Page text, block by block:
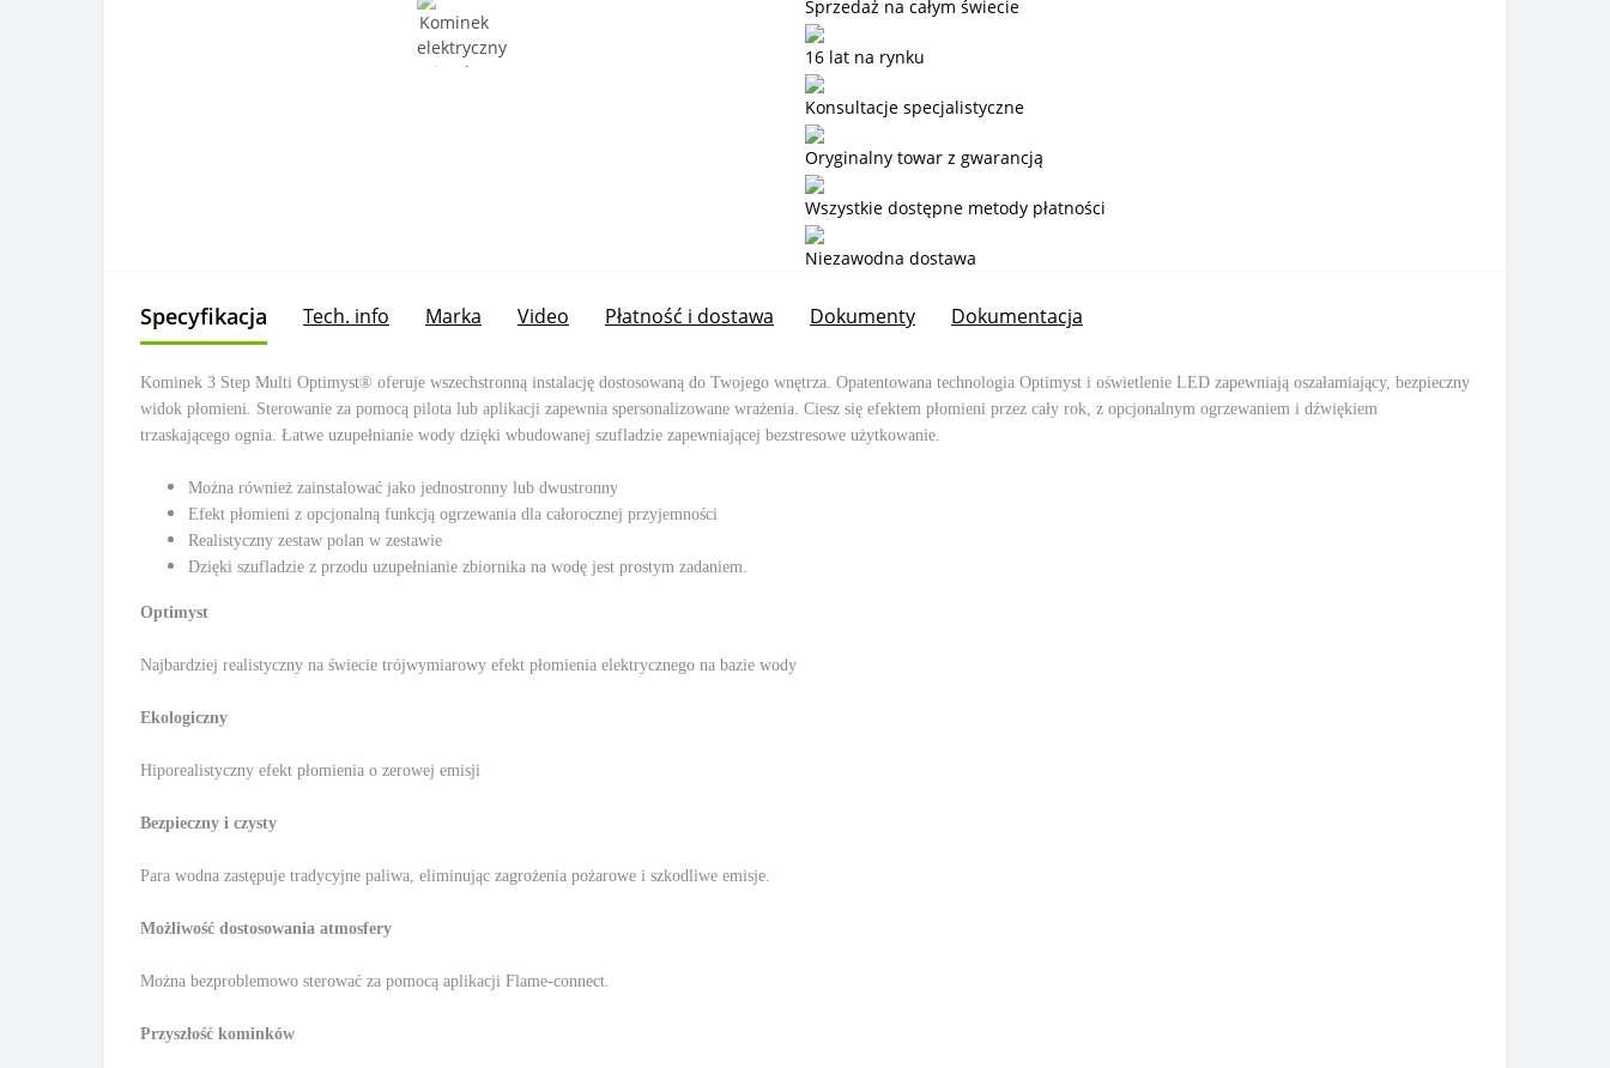
Sprzedaż na całym świecie
16 lat na rynku
Konsultacje specjalistyczne
Oryginalny towar z gwarancją
Wszystkie dostępne metody płatności
Niezawodna dostawa
Specyfikacja Tech. info Marka Video Płatność i dostawa Dokumenty Dokumentacja
Kominek 3 Step Multi Optimyst® oferuje wszechstronną instalację dostosowaną do Twojego wnętrza. Opatentowana technologia Optimyst i oświetlenie LED zapewniają oszałamiający, bezpieczny
widok płomieni. Sterowanie za pomocą pilota lub aplikacji zapewnia spersonalizowane wrażenia. Ciesz się efektem płomieni przez cały rok, z opcjonalnym ogrzewaniem i dźwiękiem
trzaskającego ognia. Łatwe uzupełnianie wody dzięki wbudowanej szufladzie zapewniającej bezstresowe użytkowanie.
Można również zainstalować jako jednostronny lub dwustronny
Efekt płomieni z opcjonalną funkcją ogrzewania dla całorocznej przyjemności
Realistyczny zestaw polan w zestawie
Dzięki szufladzie z przodu uzupełnianie zbiornika na wodę jest prostym zadaniem.
Optimyst
Najbardziej realistyczny na świecie trójwymiarowy efekt płomienia elektrycznego na bazie wody
Ekologiczny
Hiporealistyczny efekt płomienia o zerowej emisji
Bezpieczny i czysty
Para wodna zastępuje tradycyjne paliwa, eliminując zagrożenia pożarowe i szkodliwe emisje.
Możliwość dostosowania atmosfery
Można bezproblemowo sterować za pomocą aplikacji Flame-connect.
Przyszłość kominków